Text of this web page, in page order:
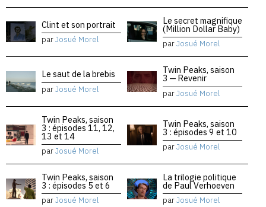
Clint et son portrait
parJosué Morel
Le secret magnifique
(Million Dollar Baby)
parJosué Morel
Le saut de la brebis
parJosué Morel
Twin Peaks, saison
3 — Revenir
parJosué Morel
Twin Peaks, saison
3 : épisodes 11, 12,
13 et 14
parJosué Morel
Twin Peaks, saison
3 : épisodes 9 et 10
parJosué Morel
Twin Peaks, saison
3 : épisodes 5 et 6
parJosué Morel
La trilogie politique
de Paul Verhoeven
parJosué Morel